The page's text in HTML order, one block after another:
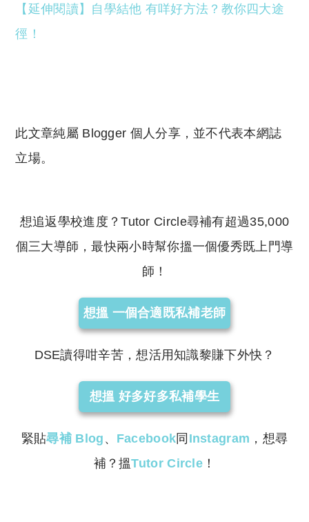
【延伸閱讀】自學結他 有咩好方法？教你四大途
徑！
此文章純屬 Blogger 個人分享，並不代表本網誌
立場。
想追返學校進度？Tutor Circle尋補有超過35,000
個三大導師，最快兩小時幫你搵一個優秀既上門導
師！
想搵 一個合適既私補老師
DSE讀得咁辛苦，想活用知識黎賺下外快？
想搵 好多好多私補學生
緊貼尋補 Blog 、 Facebook同 Instagram ，想尋
補？搵Tutor Circle ！